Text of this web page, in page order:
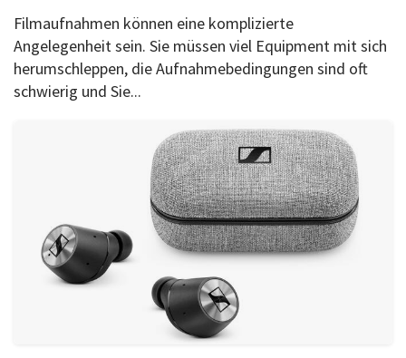
Filmaufnahmen können eine komplizierte
Angelegenheit sein. Sie müssen viel Equipment mit sich
herumschleppen, die Aufnahmebedingungen sind oft
schwierig und Sie...